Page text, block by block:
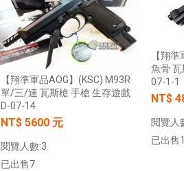
【翔準軍品AOG】(KSC) M93R
單/三/連 瓦斯槍 手槍 生存遊戲
D-07-14
NT$ 5600 元
閱覽人數:3
已出售7
【翔
魚骨
07-1-1
NT$
閱覽人
已出售1